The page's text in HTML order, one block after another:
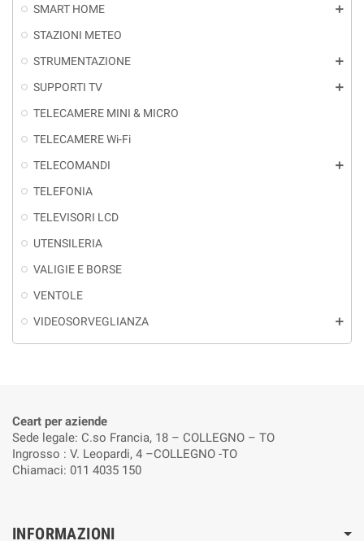
SMART HOME
add
STAZIONI METEO
STRUMENTAZIONE
add
SUPPORTI TV add
TELECAMERE MINI & MICRO
TELECAMERE Wi-Fi
TELECOMANDI
add
TELEFONIA
TELEVISORI LCD
UTENSILERIA
VALIGIE E BORSE
VENTOLE
VIDEOSORVEGLIANZA
add
Ceart per aziende
Sede legale: C.so Francia, 18 – COLLEGNO – TO
Ingrosso : V. Leopardi, 4 –COLLEGNO -TO
Chiamaci: 011 4035 150
INFORMAZIONI